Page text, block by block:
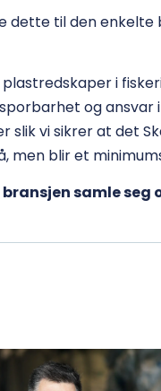
dette til den enkelte
i
og ansvar
vi sikrer at det
men blir et
samle seg